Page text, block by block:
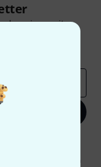
gewinne mit
Erhalt von E-Mail-
zu. Die
finden Sie in